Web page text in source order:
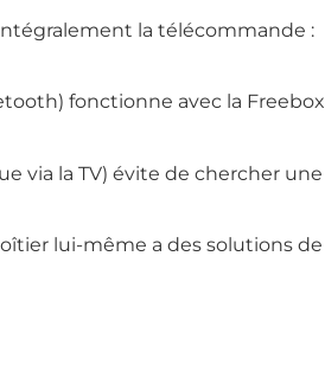
la télécommande :
fonctionne avec la Freebox
via la TV) évite de chercher une
lui-même a des solutions de